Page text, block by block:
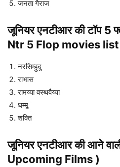
नन्नाकू प्रेमथो
अरविंद समीथा
जनता गैराज
जूनियर एनटीआर
Ntr 5 Flop movies list )
नरसिम्हुदु
राभास
धम्मू
शक्ति